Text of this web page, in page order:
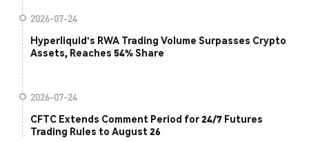
2026-07-24
Hyperliquid's RWA Trading Volume Surpasses Crypto
Assets, Reaches 54% Share
2026-07-24
CFTC Extends Comment Period for 24/7 Futures
Trading Rules to August 26